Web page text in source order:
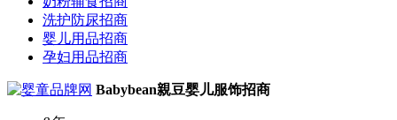
洗护防尿招商
婴儿用品招商
孕妇用品招商
Babybean親豆婴儿服饰招商